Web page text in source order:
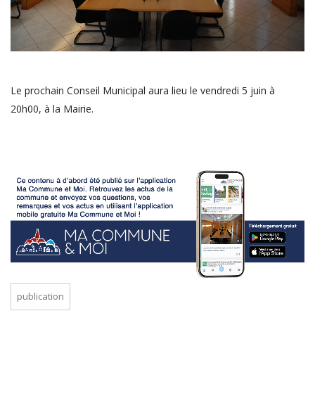
Le prochain Conseil Municipal aura lieu le vendredi 5 juin à
20h00, à la Mairie.
publication